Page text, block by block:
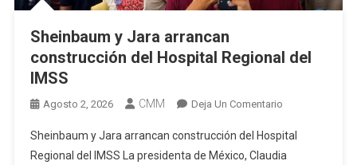
Sheinbaum y Jara arrancan
construcción del Hospital Regional del
IMSS
Agosto 2, 2026 CMM Deja Un ComentarioEn
Y
Jara
Sheinbaum y Jara arrancan construcción del Hospital
Regional del IMSS La presidenta de México, Claudia